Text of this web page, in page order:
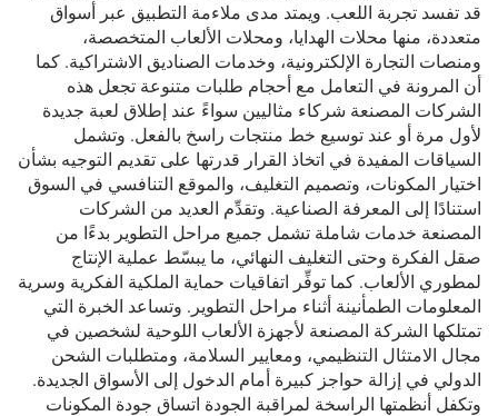
قد تفسد تجربة اللعب. ويمتد مدى ملاءمة التطبيق عبر أسواق
متعددة، منها محلات الهدايا، ومحلات الألعاب المتخصصة،
ومنصات التجارة الإلكترونية، وخدمات الصناديق الاشتراكية. كما
أن المرونة في التعامل مع أحجام طلبات متنوعة تجعل هذه
الشركات المصنعة شركاء مثاليين سواءً عند إطلاق لعبة جديدة
لأول مرة أو عند توسيع خط منتجات راسخ بالفعل. وتشمل
السياقات المفيدة في اتخاذ القرار قدرتها على تقديم التوجيه بشأن
اختيار المكونات، وتصميم التغليف، والموقع التنافسي في السوق
استنادًا إلى المعرفة الصناعية. وتقدِّم العديد من الشركات
المصنعة خدمات شاملة تشمل جميع مراحل التطوير بدءًا من
صقل الفكرة وحتى التغليف النهائي، ما يبسّط عملية الإنتاج
لمطوري الألعاب. كما توفِّر اتفاقيات حماية الملكية الفكرية وسرية
المعلومات الطمأنينة أثناء مراحل التطوير. وتساعد الخبرة التي
تمتلكها الشركة المصنعة لأجهزة الألعاب اللوحية لشخصين في
مجال الامتثال التنظيمي، ومعايير السلامة، ومتطلبات الشحن
الدولي في إزالة حواجز كبيرة أمام الدخول إلى الأسواق الجديدة.
وتكفل أنظمتها الراسخة لمراقبة الجودة اتساق جودة المكونات